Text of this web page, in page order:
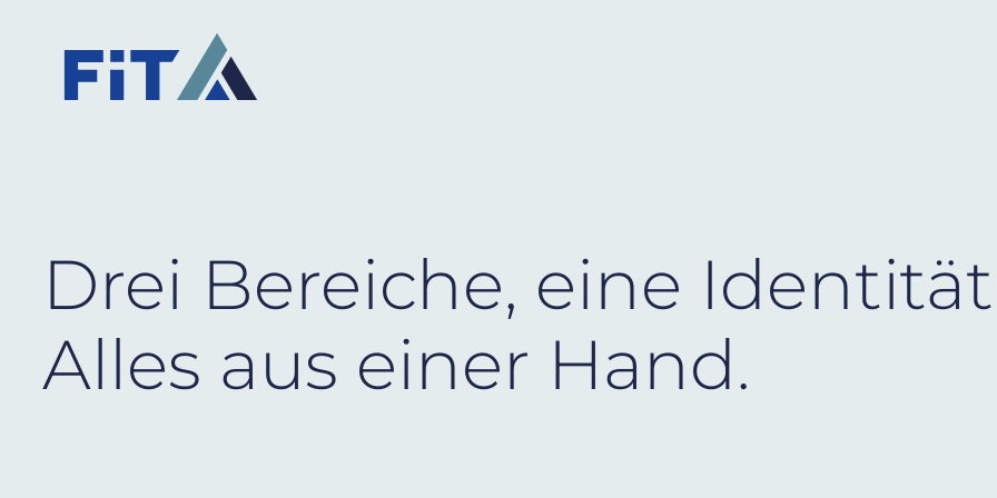
Drei Bereiche, eine
Alles aus einer Hand.